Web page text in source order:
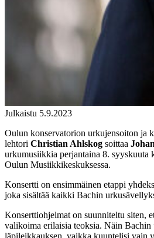
Julkaistu 5.9.2023
Oulun konservatorion urkujensoiton ja
lehtori Christian Ahlskog soittaa
urkumusiikkia perjantaina 8. syyskuuta
Oulun Musiikkikeskuksessa.
Konsertti on ensimmäinen etappi
joka sisältää kaikki Bachin
Konserttiohjelmat on suunniteltu siten,
valikoima erilaisia teoksia. Näin Bachin